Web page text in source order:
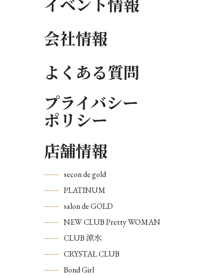
イベント情報
会社情報
よくある質問
プライバシー
ポリシー
店舗情報
secon de gold
PLATINUM
salon de GOLD
NEW CLUB Pretty WOMAN
CLUB 涼水
CRYSTAL CLUB
Bond Girl